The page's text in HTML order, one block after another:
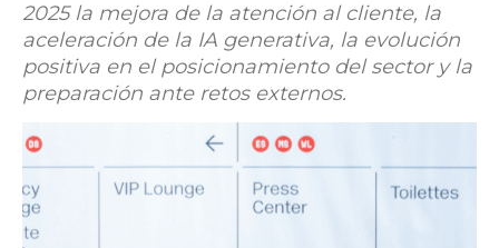
2025 la mejora de la atención al cliente, la
aceleración de la IA generativa, la evolución
positiva en el posicionamiento del sector y la
preparación ante retos externos.